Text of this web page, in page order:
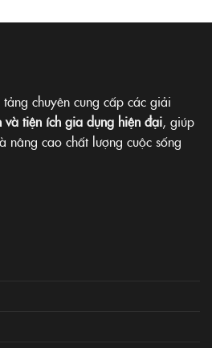
tảng chuyên cung cấp các giải
và tiện ích gia dụng hiện đại, giúp
nâng cao chất lượng cuộc sống